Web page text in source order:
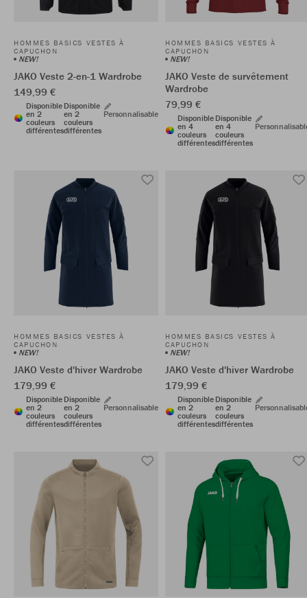
HOMMES BASICS VESTES À
CAPUCHON
NEW!
JAKO Veste 2-en-1 Wardrobe
149,99 €
Disponible
en 2
couleurs
différentes
Disponible
en 2
couleurs
différentes
Personnalisable
HOMMES BASICS VESTES À
CAPUCHON
NEW!
JAKO Veste de survêtement
Wardrobe
79,99 €
Disponible
en 4
couleurs
différentes
Disponible
en 4
couleurs
différentes
HOMMES BASICS VESTES À
CAPUCHON
NEW!
JAKO Veste d'hiver Wardrobe
179,99 €
Disponible
en 2
couleurs
différentes
Disponible
en 2
couleurs
différentes
Personnalisable
HOMMES BASICS VESTES À
CAPUCHON
NEW!
JAKO Veste d'hiver Wardrobe
179,99 €
Disponible
en 2
couleurs
différentes
Disponible
en 2
couleurs
différentes